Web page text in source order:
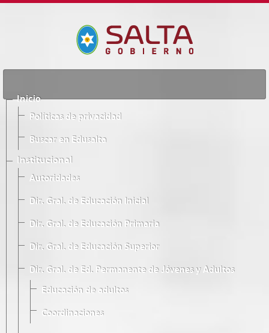
Inicio
Políticas de privacidad
Buscar en Edusalta
Institucional
Autoridades
Dir. Gral. de Educación Inicial
Dir. Gral. de Educación Primaria
Dir. Gral. de Educación Superior
Dir. Gral. de Ed. Permanente de Jóvenes y Adultos
Educación de adultos
Coordinaciones